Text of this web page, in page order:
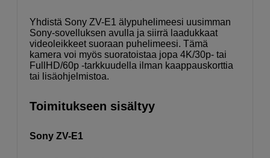
Yhdistä Sony ZV-E1 älypuhelimeesi uusimman
Sony-sovelluksen avulla ja siirrä laadukkaat
videoleikkeet suoraan puhelimeesi. Tämä
kamera voi myös suoratoistaa jopa 4K/30p- tai
FullHD/60p -tarkkuudella ilman kaappauskorttia
tai lisäohjelmistoa.
Toimitukseen sisältyy
Sony ZV-E1